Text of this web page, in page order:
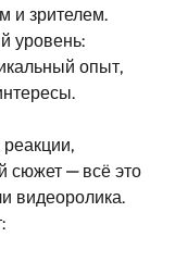
и зрителем.
уровень:
опыт,
сюжет — всё это
видеоролика.